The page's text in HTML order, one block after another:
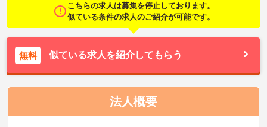
こちらの求人は募集を停止しております。
似ている条件の求人のご紹介が可能です。
無料 似ている求人を紹介してもらう
法人概要